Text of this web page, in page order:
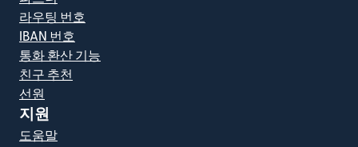
라우팅 번호
IBAN 번호
통화 환산 기능
친구 추천
선원
지원
도움말